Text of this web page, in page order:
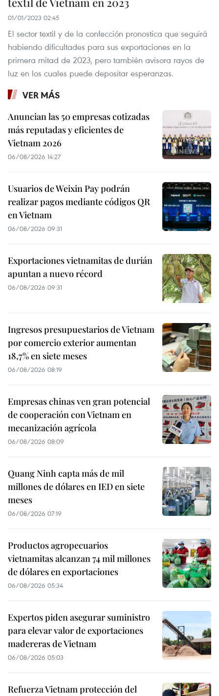
01/01/2023 02:45
El sector textil y de la confección pronostica que seguirá
habiendo dificultades para sus exportaciones en la
primera mitad de 2023, pero también avisora rayos de
luz en los cuales puede depositar esperanzas.
VER MÁS
Anuncian las 50 empresas cotizadas
más reputadas y eficientes de
Vietnam 2026
06/08/2026 14:27
Usuarios de Weixin Pay podrán
realizar pagos mediante códigos QR
en Vietnam
06/08/2026 09:31
Exportaciones vietnamitas de durián
apuntan a nuevo récord
06/08/2026 09:31
Ingresos presupuestarios de Vietnam
por comercio exterior aumentan
18,7% en siete meses
06/08/2026 08:19
Empresas chinas ven gran potencial
de cooperación con Vietnam en
mecanización agrícola
06/08/2026 08:09
Quang Ninh capta más de mil
millones de dólares en IED en siete
meses
06/08/2026 07:19
Productos agropecuarios
vietnamitas alcanzan 74 mil millones
de dólares en exportaciones
06/08/2026 05:34
Expertos piden asegurar suministro
para elevar valor de exportaciones
madereras de Vietnam
06/08/2026 05:03
Refuerza Vietnam protección del